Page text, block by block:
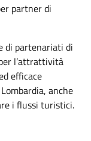
partner di
di partenariati di
l’attrattività
efficace
anche
i flussi turistici.